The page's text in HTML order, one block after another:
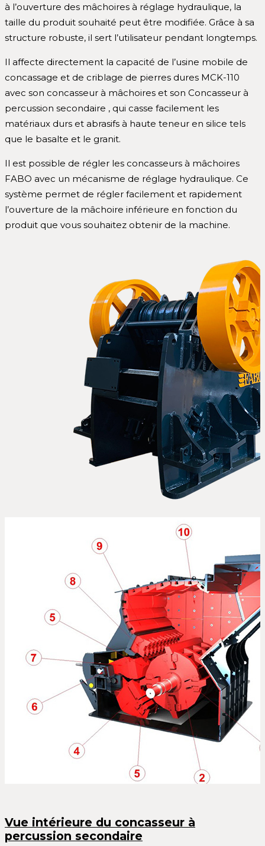
à l’ouverture des mâchoires à réglage hydraulique, la
taille du produit souhaité peut être modifiée. Grâce à sa
structure robuste, il sert l’utilisateur pendant longtemps.
Il affecte directement la capacité de l’usine mobile de
concassage et de criblage de pierres dures MCK-110
avec son concasseur à mâchoires et son Concasseur à
percussion secondaire , qui casse facilement les
matériaux durs et abrasifs à haute teneur en silice tels
que le basalte et le granit.
Il est possible de régler les concasseurs à mâchoires
FABO avec un mécanisme de réglage hydraulique. Ce
système permet de régler facilement et rapidement
l’ouverture de la mâchoire inférieure en fonction du
produit que vous souhaitez obtenir de la machine.
Vue intérieure du concasseur à
percussion secondaire